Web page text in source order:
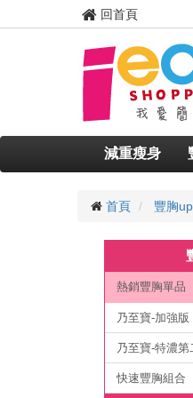
回首頁
減重瘦身
首頁 豐胸
熱銷豐胸單品
乃至寶-加強版
乃至寶-特濃第
快速豐胸組合